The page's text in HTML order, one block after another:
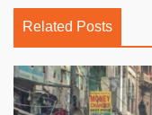
Related Posts